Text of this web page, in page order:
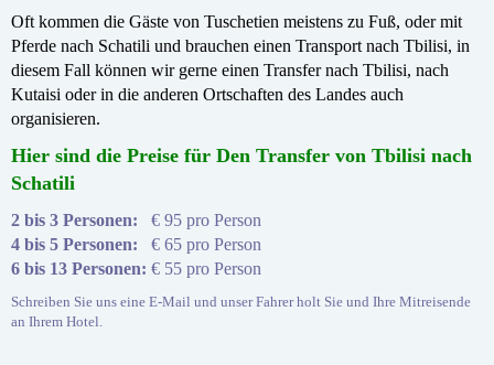
Oft kommen die Gäste von Tuschetien meistens zu Fuß, oder mit
Pferde nach Schatili und brauchen einen Transport nach Tbilisi, in
diesem Fall können wir gerne einen Transfer nach Tbilisi, nach
Kutaisi oder in die anderen Ortschaften des Landes auch
organisieren.
Hier sind die Preise für Den Transfer von Tbilisi nach
Schatili
2 bis 3 Personen:
€ 95 pro Person
4 bis 5 Personen: € 65 pro Person
6 bis 13 Personen: € 55 pro Person
Schreiben Sie uns eine E-Mail und unser Fahrer holt Sie und Ihre Mitreisende
an Ihrem Hotel.